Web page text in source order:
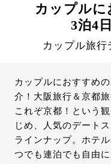
カップルに
3泊4
カップル旅
カップルにおすすめ
介！大阪旅行＆京都
これぞ京都！という
じめ、人気のデート
ラインナップ。ホテ
つでも連泊でも自由に